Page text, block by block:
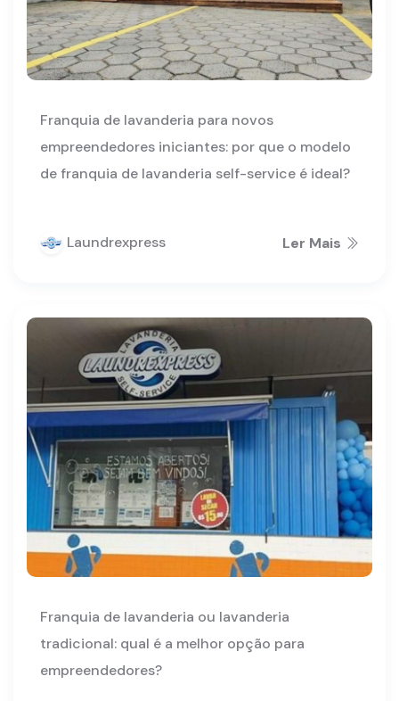
Franquia de lavanderia para novos
empreendedores iniciantes: por que o modelo
de franquia de lavanderia self-service é ideal?
Laundrexpress Ler Mais
Franquia de lavanderia ou lavanderia
tradicional: qual é a melhor opção para
empreendedores?